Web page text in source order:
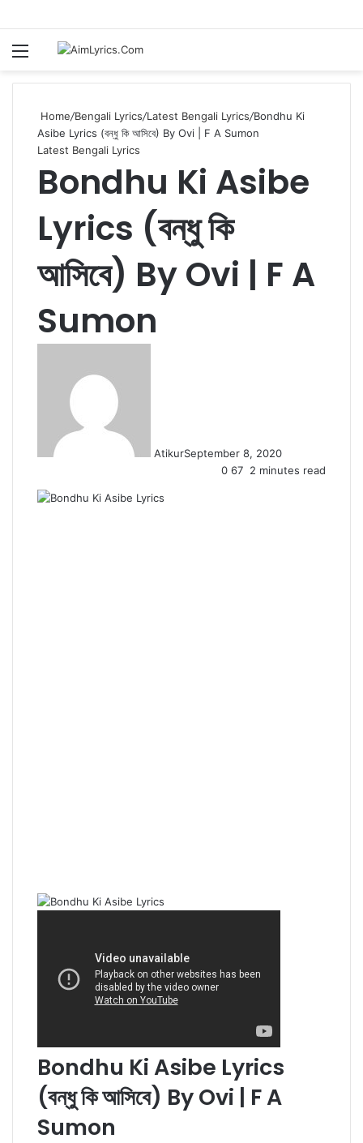
Menu
Home/Bengali Lyrics/Latest Bengali Lyrics/Bondhu Ki
Asibe Lyrics (বন্ধু কি আসিবে) By Ovi | F A Sumon
Latest Bengali Lyrics
Bondhu Ki Asibe
Lyrics (বন্ধু কি
আসিবে) By Ovi | F A
Sumon
AtikurSeptember 8, 2020
0 67 2 minutes read
Bondhu Ki Asibe Lyrics
(বন্ধু কি আসিবে) By Ovi | F A
Sumon